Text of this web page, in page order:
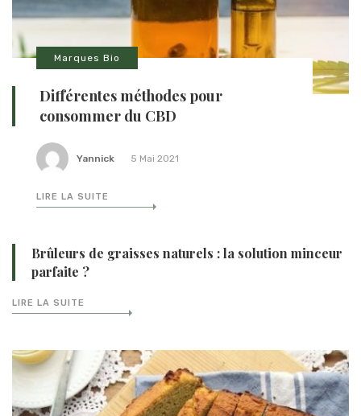
Marques Bio
Différentes méthodes pour
consommer du CBD
Yannick 5 Mai 2021
LIRE LA SUITE
Brûleurs de graisses naturels : la solution minceur
parfaite ?
LIRE LA SUITE